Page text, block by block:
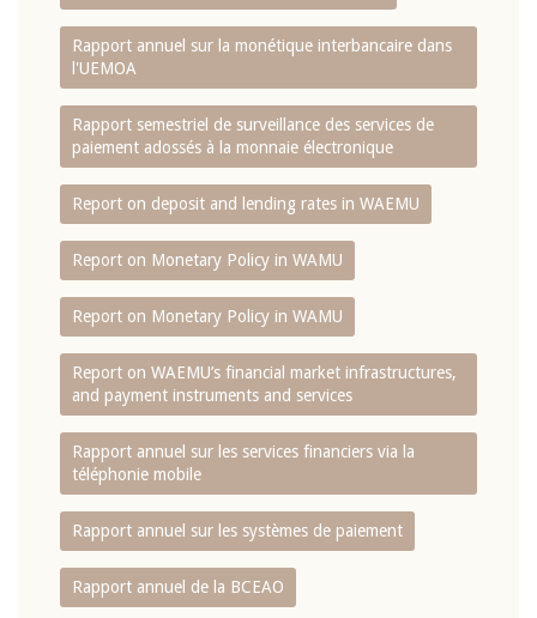
Rapport annuel sur la monétique interbancaire dans
l'UEMOA
Rapport semestriel de surveillance des services de
paiement adossés à la monnaie électronique
Report on deposit and lending rates in WAEMU
Report on Monetary Policy in WAMU
Report on Monetary Policy in WAMU
Report on WAEMU’s financial market infrastructures,
and payment instruments and services
Rapport annuel sur les services financiers via la
téléphonie mobile
Rapport annuel sur les systèmes de paiement
Rapport annuel de la BCEAO